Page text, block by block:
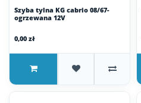
Szyba tylna KG cabrio 08/67-
ogrzewana 12V
0,00 zł